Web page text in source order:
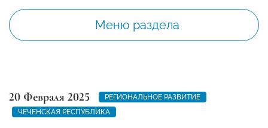
Меню раздела
20 Февраля 2025
РЕГИОНАЛЬНОЕ РАЗВИТИЕ
ЧЕЧЕНСКАЯ РЕСПУБЛИКА